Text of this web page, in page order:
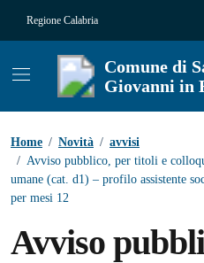
Regione Calabria
Comune di
Giovanni in
Home / Novità / avvisi
/ Avviso pubblico, per titoli e
umane (cat. d1) – profilo assistente
per mesi 12
Avviso